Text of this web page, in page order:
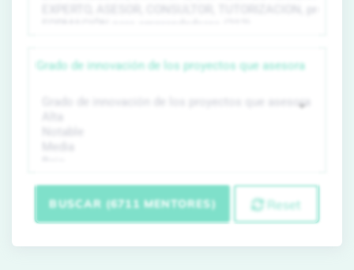
Grado de innovación de los proyectos que asesora
BUSCAR (6711 MENTORES) Reset